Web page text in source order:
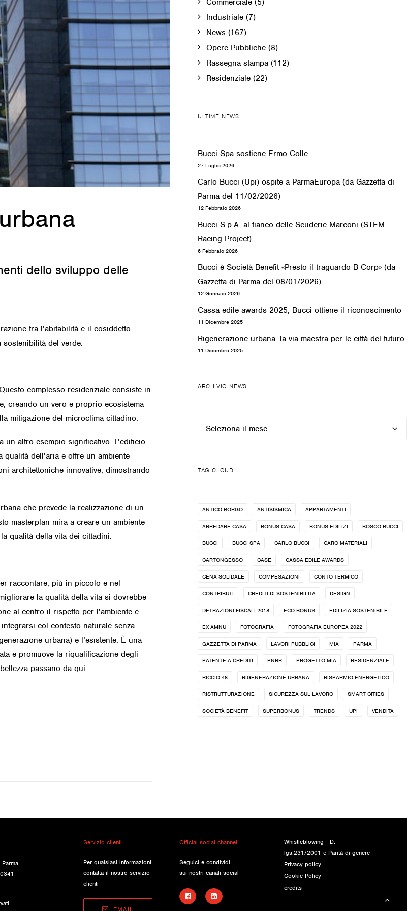
dello sviluppo delle
tra l’abitabilità e il cosiddetto
del verde.
complesso residenziale consiste in
creando un vero e proprio ecosistema
mitigazione del microclima cittadino.
un altro esempio significativo. L’edificio
dell’aria e offre un ambiente
architettoniche innovative, dimostrando
che prevede la realizzazione di un
masterplan mira a creare un ambiente
qualità della vita dei cittadini.
raccontare, più in piccolo e nel
la qualità della vita si dovrebbe
al centro il rispetto per l’ambiente e
col contesto naturale senza
urbana) e l’esistente. È una
e promuove la riqualificazione degli
passano da qui.
Commerciale (5)
Industriale (7)
News (167)
Opere Pubbliche (8)
Rassegna stampa (112)
Residenziale (22)
ULTIME NEWS
Bucci Spa sostiene Ermo Colle
27 Luglio 2026
Carlo Bucci (Upi) ospite a ParmaEuropa (da Gazzetta di
Parma del 11/02/2026)
12 Febbraio 2026
Bucci S.p.A. al fianco delle Scuderie Marconi (STEM
Racing Project)
6 Febbraio 2026
Bucci è Società Benefit «Presto il traguardo B Corp» (da
Gazzetta di Parma del 08/01/2026)
12 Gennaio 2026
Cassa edile awards 2025, Bucci ottiene il riconoscimento
11 Dicembre 2025
Rigenerazione urbana: la via maestra per le città del futuro
11 Dicembre 2025
ARCHIVIO NEWS
Archivio
TAG CLOUD
ANTICO BORGO ANTISISMICA APPARTAMENTI
ARREDARE CASA BONUS CASA BONUS EDILIZI BOSCO BUCCI
BUCCI BUCCI SPA CARLO BUCCI CARO-MATERIALI
CARTONGESSO CASE CASSA EDILE AWARDS
CENA SOLIDALE COMPESAZIONI CONTO TERMICO
CONTRIBUTI CREDITI DI SOSTENIBILITÀ DESIGN
DETRAZIONI FISCALI 2018 ECO BONUS EDILIZIA SOSTENIBILE
EX AMNU FOTOGRAFIA FOTOGRAFIA EUROPEA 2022
GAZZETTA DI PARMA LAVORI PUBBLICI MIA PARMA
PATENTE A CREDITI PNRR PROGETTO MIA RESIDENZIALE
RICCIO 48 RIGENERAZIONE URBANA RISPARMIO ENERGETICO
RISTRUTTURAZIONE SICUREZZA SUL LAVORO SMART CITIES
SOCIETÀ BENEFIT SUPERBONUS TRENDS UPI VENDITA
Servizio clienti
Per qualsiasi informazioni
contatta il nostro servizio
clienti
Official social channel
Seguici e condividi
sui nostri canali social
Whistleblowing - D.
lgs.231/2001 e Parità di genere
Privacy policy
Cookie Policy
credits